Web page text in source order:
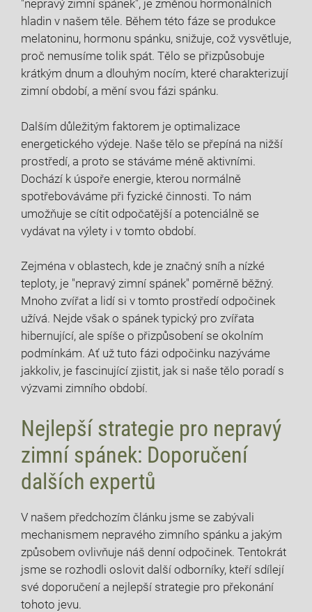
"nepravý zimní spánek", je změnou hormonálních
hladin v našem těle. Během této fáze se produkce
melatoninu, hormonu spánku, snižuje, což vysvětluje,
proč nemusíme tolik spát. Tělo se přizpůsobuje
krátkým dnum a dlouhým nocím, které charakterizují
zimní období, a mění svou fázi spánku.
Dalším důležitým faktorem je optimalizace
energetického výdeje. Naše tělo se přepíná na nižší
prostředí, a proto se stáváme méně aktivními.
Dochází k úspoře energie, kterou normálně
spotřebováváme při fyzické činnosti. To nám
umožňuje se cítit odpočatější a potenciálně se
vydávat na výlety i v tomto období.
Zejména v oblastech, kde je značný sníh a nízké
teploty, je "nepravý zimní spánek" poměrně běžný.
Mnoho zvířat a lidí si v tomto prostředí odpočinek
užívá. Nejde však o spánek typický pro zvířata
hibernující, ale spíše o přizpůsobení se okolním
podmínkám. Ať už tuto fázi odpočinku nazýváme
jakkoliv, je fascinující zjistit, jak si naše tělo poradí s
výzvami zimního období.
Nejlepší strategie pro nepravý
zimní spánek: Doporučení
dalších expertů
V našem předchozím článku jsme se zabývali
mechanismem nepravého zimního spánku a jakým
způsobem ovlivňuje náš denní odpočinek. Tentokrát
jsme se rozhodli oslovit další odborníky, kteří sdílejí
své doporučení a nejlepší strategie pro překonání
tohoto jevu.